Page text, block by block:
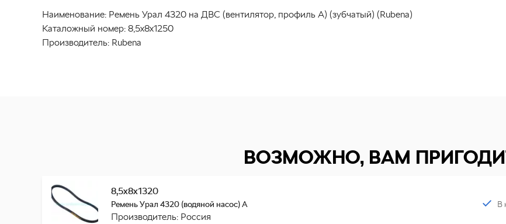
Наименование: Ремень Урал 4320 на ДВС (вентилятор, профиль А) (зубчатый) (Rubena)
Каталожный номер: 8,5х8х1250
Производитель: Rubena
ВОЗМОЖНО, ВАМ
8,5х8х1320
Ремень Урал 4320 (водяной насос) А
Производитель: Россия
В